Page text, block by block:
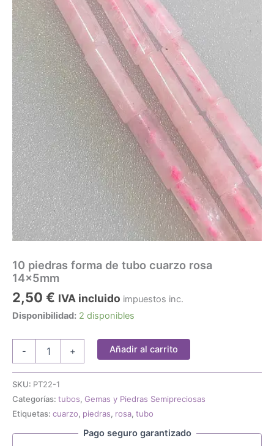
10 piedras forma de tubo cuarzo rosa
14x5mm
2,50 € IVA incluido impuestos inc.
Disponibilidad: 2 disponibles
-
de
cuarzo
rosa
+ Añadir al carrito
SKU: PT22-1
Categorías: tubos, Gemas y Piedras Semipreciosas
Etiquetas: cuarzo, piedras, rosa, tubo
Pago seguro garantizado